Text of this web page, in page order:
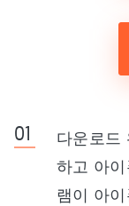
다운로드
하고 아
램이 아